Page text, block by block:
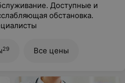
Доступные и
обстановка.
29 Все цены